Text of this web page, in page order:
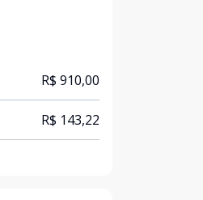
R$ 910,00
R$ 143,22